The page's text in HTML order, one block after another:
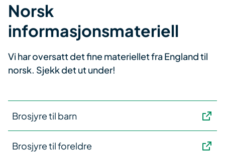
Norsk
informasjonsmateriell
Vi har oversatt det fine materiellet fra England til
norsk. Sjekk det ut under!
Brosjyre til barn
Brosjyre til foreldre